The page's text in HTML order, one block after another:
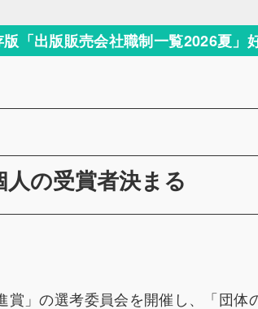
版「出版販売会社職制一覧2026夏」
人の受賞者決まる
」の選考委員会を開催し、「団体